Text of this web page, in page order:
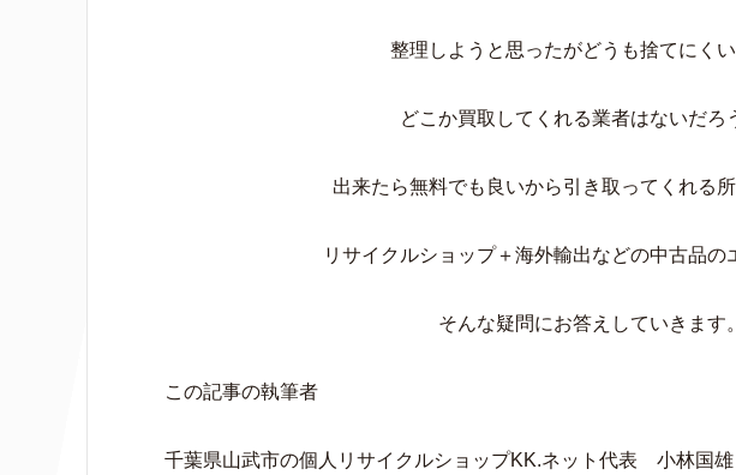
整理しようと思ったがどうも捨てにくい
どこか買取してくれる業者はないだろ
出来たら無料でも良いから引き取ってくれる所
リサイクルショップ＋海外輸出などの中古品の
そんな疑問にお答えしていきます。
この記事の執筆者
千葉県山武市の個人リサイクルショップKK.ネット代表 小林国雄